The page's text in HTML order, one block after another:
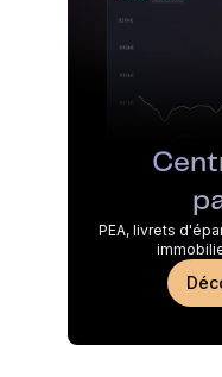
PEA, livrets